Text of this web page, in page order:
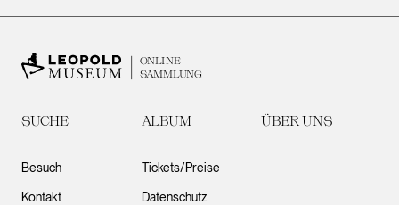
ONLINE
SAMMLUNG
SUCHE ALBUM ÜBER UNS
Besuch
Kontakt
Tickets/Preise
Datenschutz